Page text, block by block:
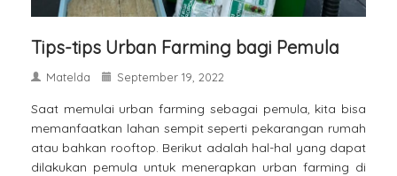
Tips-tips Urban Farming bagi Pemula
Matelda September 19, 2022
Saat memulai urban farming sebagai pemula, kita bisa
memanfaatkan lahan sempit seperti pekarangan rumah
atau bahkan rooftop. Berikut adalah hal-hal yang dapat
dilakukan pemula untuk menerapkan urban farming di